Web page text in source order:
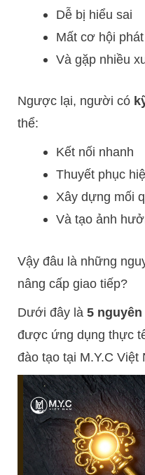
Dễ bị hiểu sai
Mất cơ hội
Và gặp nhiều
Ngược lại, người có
thể:
Kết nối nhanh
Thuyết phục
Xây dựng mối
Và tạo ảnh
Vậy đâu là những
nâng cấp giao tiếp?
Dưới đây là 5
được ứng dụng thực
đào tạo tại M.Y.C Việt